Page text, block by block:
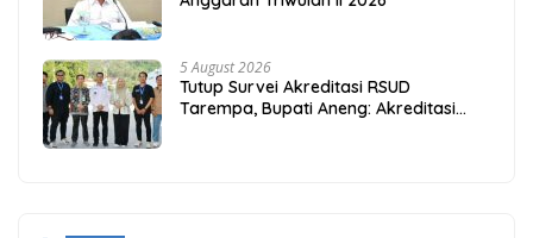
5 August 2026
Tutup Survei Akreditasi RSUD
Tarempa, Bupati Aneng: Akreditasi